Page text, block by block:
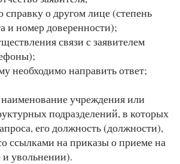
о другом лице (степень
и номер доверенности);
связи с заявителем
необходимо направить ответ;
учреждения или
подразделений, в которых
его должность (должности),
ссылками на приказы о приеме на
и увольнении).